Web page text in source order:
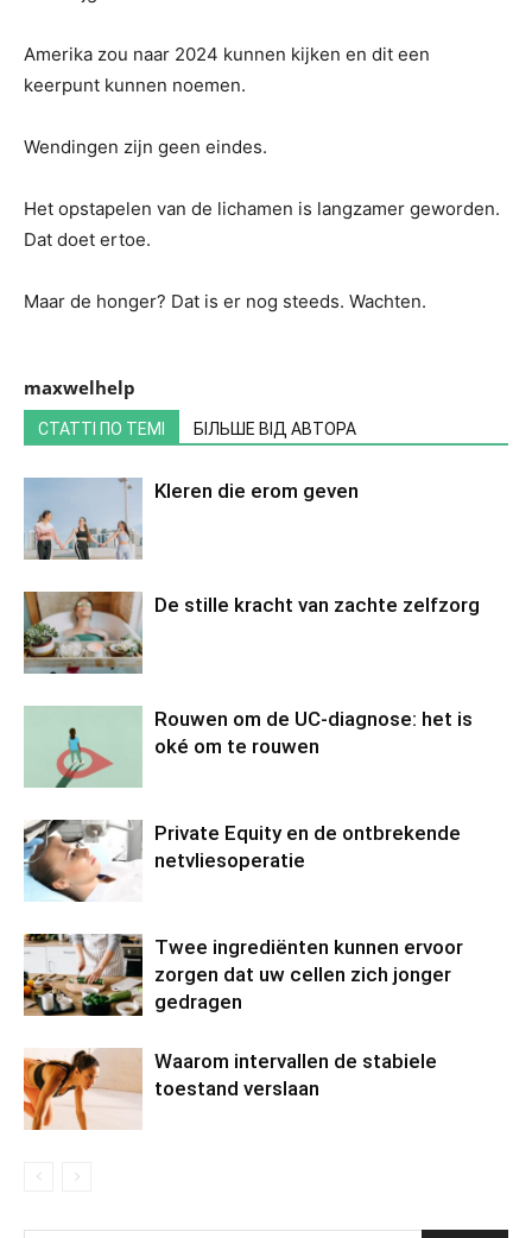
Amerika zou naar 2024 kunnen kijken en dit een
keerpunt kunnen noemen.
Wendingen zijn geen eindes.
Het opstapelen van de lichamen is langzamer geworden.
Dat doet ertoe.
Maar de honger? Dat is er nog steeds. Wachten.
maxwelhelp
СТАТТІ ПО ТЕМІ БІЛЬШЕ ВІД АВТОРА
Kleren die erom geven
De stille kracht van zachte zelfzorg
Rouwen om de UC-diagnose: het is
oké om te rouwen
Private Equity en de ontbrekende
netvliesoperatie
Twee ingrediënten kunnen ervoor
zorgen dat uw cellen zich jonger
gedragen
Waarom intervallen de stabiele
toestand verslaan